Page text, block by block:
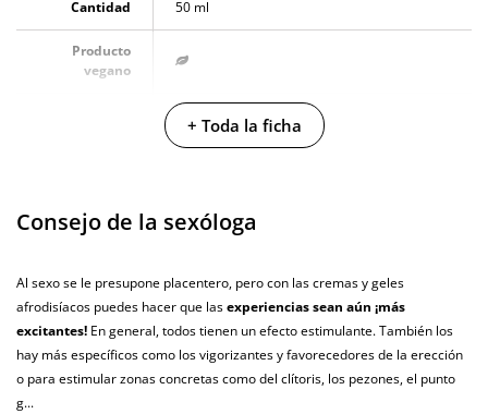
Cantidad 50 ml
Producto
vegano
Garantías 3 años de garantía
original
¿Cuándo lo
recibo?
El martes 11 de agosto (fecha estimada)
+ Toda la ficha
Consejo de la sexóloga
Al sexo se le presupone placentero, pero con las cremas y geles
afrodisíacos puedes hacer que lasexperiencias sean aún ¡más
excitantes! En general, todos tienen un efecto estimulante. También los
hay más específicos como los vigorizantes y favorecedores de la erección
o para estimular zonas concretas como del clítoris, los pezones, el punto
g...